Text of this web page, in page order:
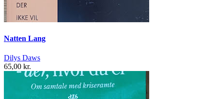
Natten Lang
Dilys Daws
65,00 kr.